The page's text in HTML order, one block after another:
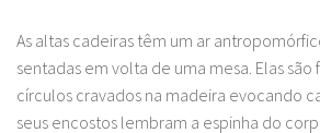
As altas cadeiras têm um ar
sentadas em volta de uma mesa. Elas
círculos cravados na madeira evocando
seus encostos lembram a espinha do